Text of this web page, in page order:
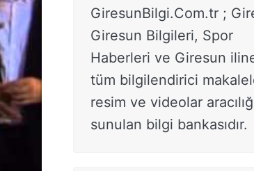
GiresunBilgi.Com.tr ;
Giresun Bilgileri, Spor
Haberleri ve Giresun
tüm bilgilendirici
resim ve videolar
sunulan bilgi bankasıdır.